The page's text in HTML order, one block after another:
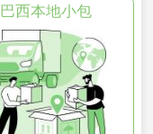
巴西本地小包